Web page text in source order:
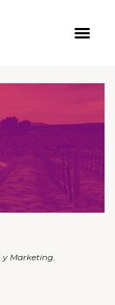
y Marketing